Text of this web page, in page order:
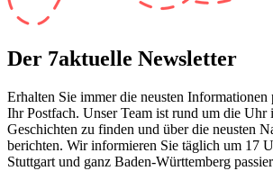
Der 7aktuelle Newsletter
Erhalten Sie immer die neusten
Ihr Postfach. Unser Team ist rund um die Uhr
Geschichten zu finden und über die neusten
berichten. Wir informieren Sie täglich um 17
Stuttgart und ganz Baden-Württemberg